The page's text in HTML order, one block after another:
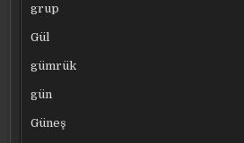
grup
Gül
gümrük
gün
Güneş